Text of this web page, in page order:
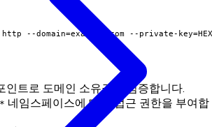
--domain=example.com --private-key=
인트로 도메인 소유권을 검증합니다.
네임스페이스에 대한 접근 권한을 부여합